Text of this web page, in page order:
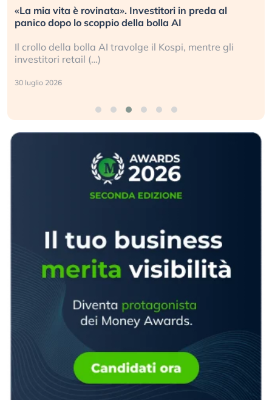
«La mia vita è rovinata». Investitori in preda al
panico dopo lo scoppio della bolla AI
Il crollo della bolla AI travolge il Kospi, mentre gli
investitori retail (…)
30 luglio 2026